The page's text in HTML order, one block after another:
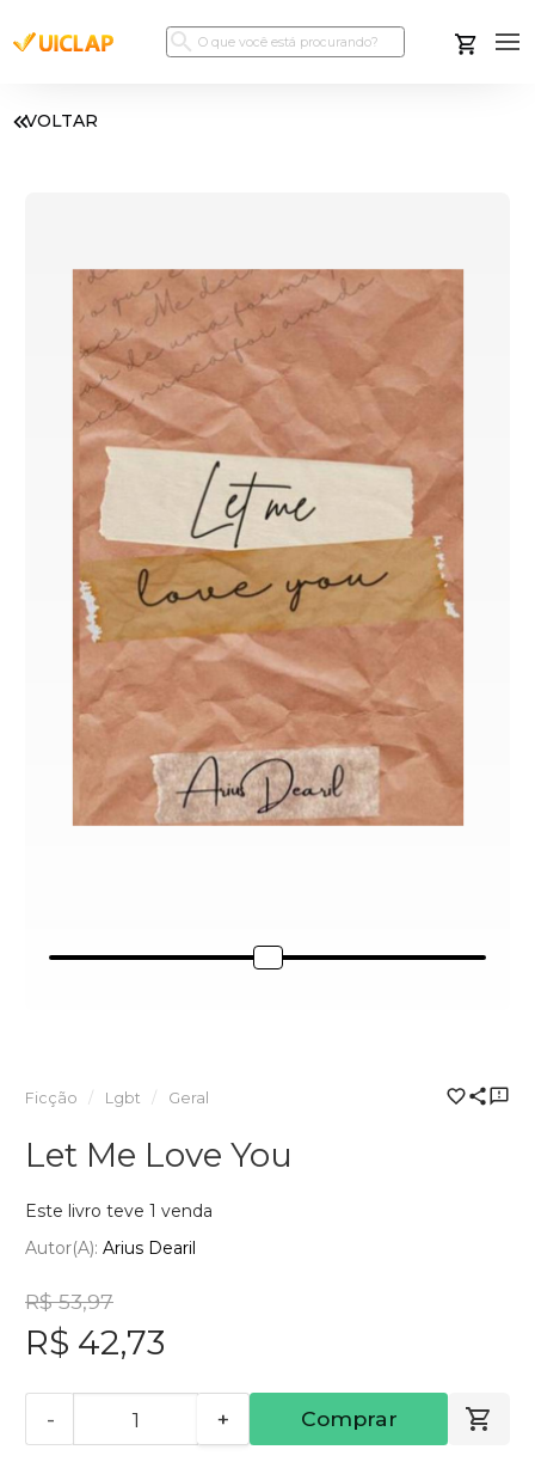
VOLTAR
Ficção Lgbt Geral
Let Me Love You
Este livro teve 1 venda
Autor(a): Arius Dearil
R$ 53,97
R$ 42,73
- + Comprar